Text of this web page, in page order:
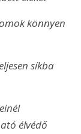
könnyen
síkba
élvédő